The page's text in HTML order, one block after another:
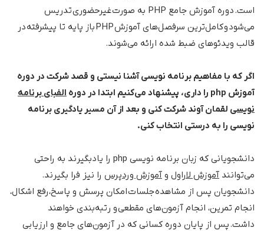
است. دوره‌‌ آموزش جامع PHP به صورت غیرحضوری تدریس
می‌شود و کامل‌ترین سرفصل‌های آموزش PHP باز پایه تا پیشرفته در
قالب ویدئوهای ضبط شده ارائه می‌شوند.
اگر که با مفاهیم برنامه نویسی آشنا نیستی و قصد شرکت در دوره
آموزش php را داری، پیشنهاد می‌کنیم ابتدا در دوره
الفبای برنامه
نویسی لقمان آوند شرکت کنی و بعد از آن مسیر یادگیری برنامه
نویسی را به درستی انتخاب کنی.
دانشجویانی که زبان برنامه نویسی php را یادبگیرند به راحتی
می‌توانند آموزش لاراول و آموزش وردپرس را نیز فرا بگیرند.
دانشجویان پس از مشاهده جلسات امکان پرسش و پاسخ، رفع اشکال،
انجام تمرین، انجام آزمون‌های مقطعی و رتبه‌بندی خواهند
داشت. پس از پایان دوره کسانی که در آزمون‌های جامع و ارزیابی